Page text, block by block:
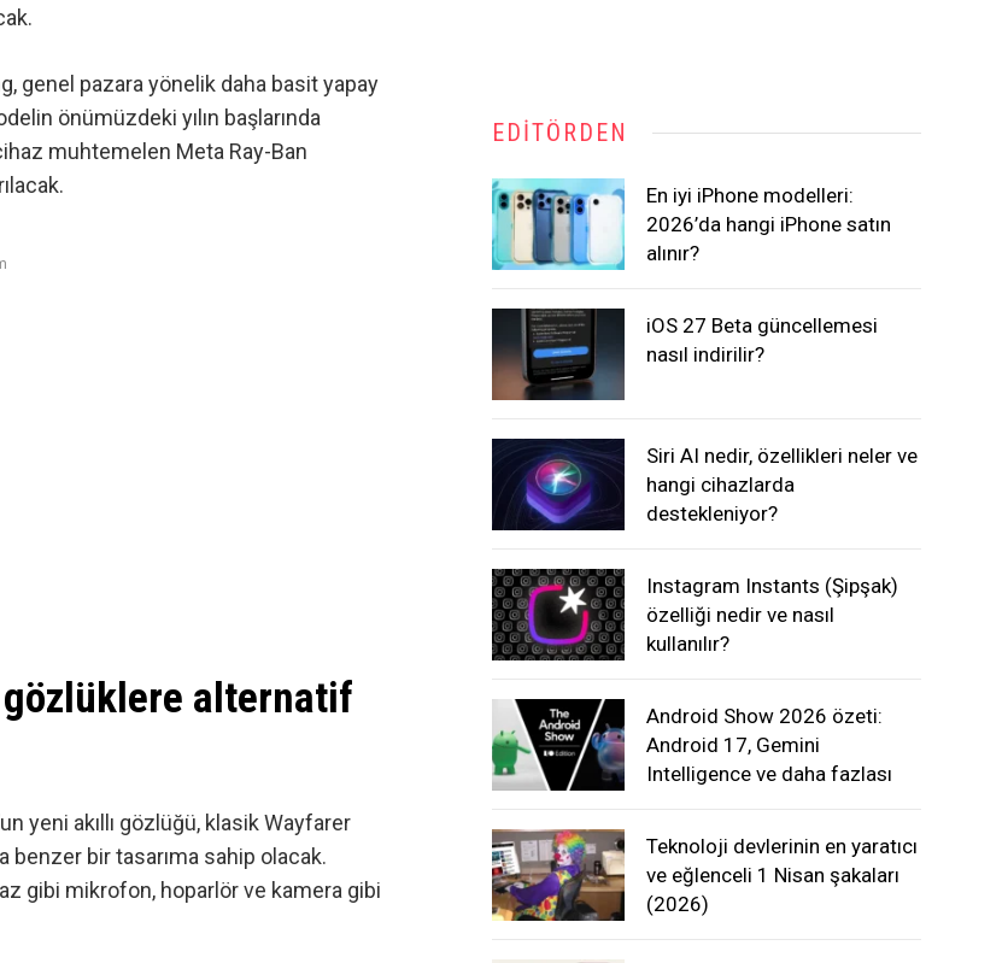
, genel pazara yönelik daha basit yapay
önümüzdeki yılın başlarında
muhtemelen Meta Ray-Ban
gözlüklere alternatif
yeni akıllı gözlüğü, klasik Wayfarer
benzer bir tasarıma sahip olacak.
gibi mikrofon, hoparlör ve kamera gibi
EDITÖRDEN
En iyi iPhone modelleri:
2026’da hangi iPhone satın
alınır?
iOS 27 Beta güncellemesi
nasıl indirilir?
Siri AI nedir, özellikleri neler ve
hangi cihazlarda
destekleniyor?
Instagram Instants (Şipşak)
özelliği nedir ve nasıl
kullanılır?
Android Show 2026 özeti:
Android 17, Gemini
Intelligence ve daha fazlası
Teknoloji devlerinin en yaratıcı
ve eğlenceli 1 Nisan şakaları
(2026)